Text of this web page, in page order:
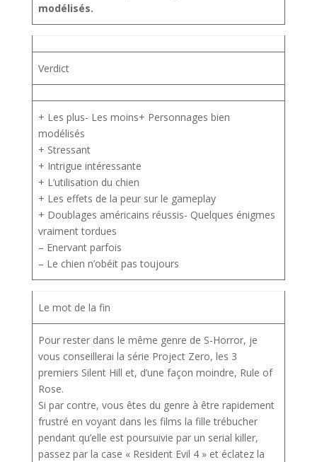
modélisés.
Verdict
+ Les plus- Les moins+ Personnages bien
modélisés
+ Stressant
+ Intrigue intéressante
+ L’utilisation du chien
+ Les effets de la peur sur le gameplay
+ Doublages américains réussis- Quelques énigmes
vraiment tordues
– Enervant parfois
– Le chien n’obéit pas toujours
Le mot de la fin
Pour rester dans le même genre de S-Horror, je
vous conseillerai la série Project Zero, les 3
premiers Silent Hill et, d’une façon moindre, Rule of
Rose.
Si par contre, vous êtes du genre à être rapidement
frustré en voyant dans les films la fille trébucher
pendant qu’elle est poursuivie par un serial killer,
passez par la case « Resident Evil 4 » et éclatez la